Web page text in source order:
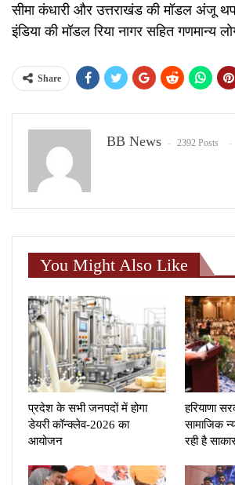
सीमा कंधारी और उत्तराखंड की मॉडल अंजू
इंडिया की मॉडल रिया नागर सहित गणमान्य
Share
BB News 2392 Posts
You Might Also Like
प्रदेश के सभी जनपदों में होगा
डेयरी कॉन्क्लेव-2026 का
आयोजन
हरियाणा
सामाजिक
रही है